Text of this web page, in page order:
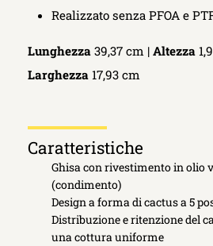
Realizzato senza PFOA e
Lunghezza 39,37 cm | Altezza
Larghezza 17,93 cm
Caratteristiche
Ghisa con rivestimento in olio
(condimento)
Design a forma di cactus a 5
Distribuzione e ritenzione del
una cottura uniforme